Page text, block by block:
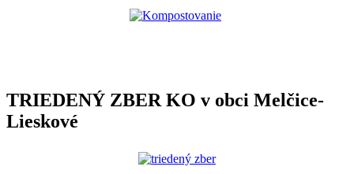
TRIEDENÝ ZBER KO v obci Melčice-
Lieskové